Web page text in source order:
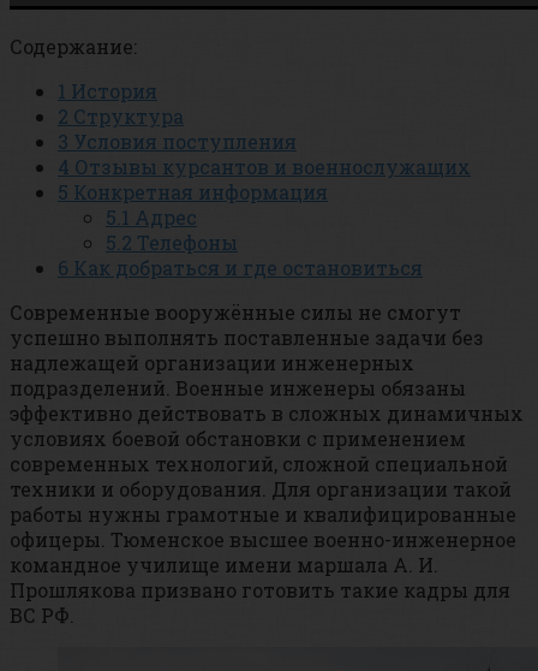
Содержание:
1 История
2 Структура
3 Условия поступления
4 Отзывы курсантов и военнослужащих
5 Конкретная информация
5.1 Адрес
5.2 Телефоны
6 Как добраться и где остановиться
Современные вооружённые силы не смогут
успешно выполнять поставленные задачи без
надлежащей организации инженерных
подразделений. Военные инженеры обязаны
эффективно действовать в сложных динамичных
условиях боевой обстановки с применением
современных технологий, сложной специальной
техники и оборудования. Для организации такой
работы нужны грамотные и квалифицированные
офицеры. Тюменское высшее военно-инженерное
командное училище имени маршала А. И.
Прошлякова призвано готовить такие кадры для
ВС РФ.